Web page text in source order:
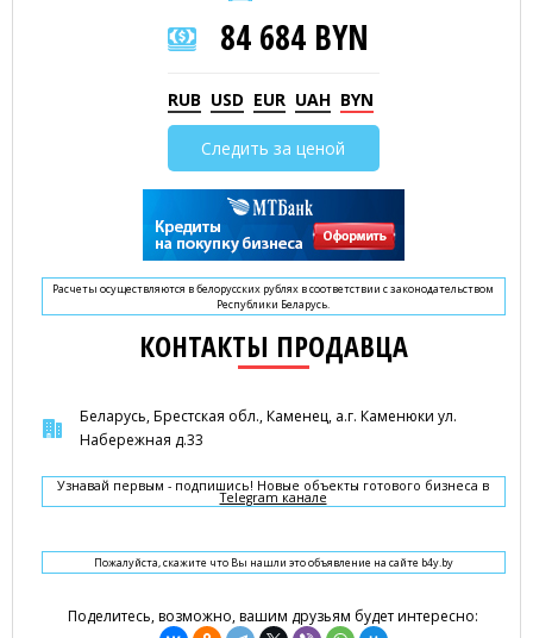
84 684 BYN
RUB USD EUR UAH BYN
Следить за ценой
Расчеты осуществляются в белорусских рублях в соответствии с законодательством
Республики Беларусь.
КОНТАКТЫ ПРОДАВЦА
Беларусь, Брестская обл., Каменец, а.г. Каменюки ул.
Набережная д.33
Узнавай первым - подпишись! Новые объекты готового бизнеса в
Telegram канале
Пожалуйста, скажите что Вы нашли это объявление на сайте b4y.by
Поделитесь, возможно, вашим друзьям будет интересно: